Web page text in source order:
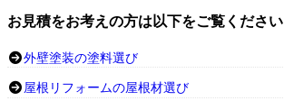
お見積をお考えの方は以下をご覧ください
外壁塗装の塗料選び
屋根リフォームの屋根材選び